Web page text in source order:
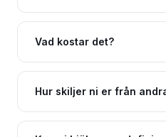
Vad kostar det?
Hur skiljer ni er från